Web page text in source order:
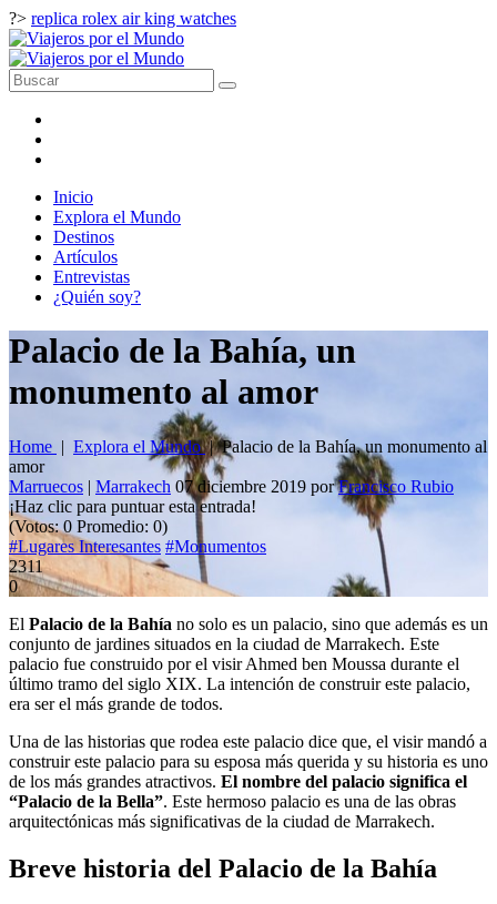
?> replica rolex air king watches
Inicio
Explora el Mundo
Destinos
Artículos
Entrevistas
¿Quién soy?
Palacio de la Bahía, un
monumento al amor
Home | Explora el Mundo |Palacio de la Bahía, un monumento al
amor
Marruecos | Marrakech 07 diciembre 2019 porFrancisco Rubio
¡Haz clic para puntuar esta entrada!
(Votos:0 Promedio: 0)
#Lugares Interesantes #Monumentos
2311
0
El Palacio de la Bahía no solo es un palacio, sino que además es un
conjunto de jardines situados en la ciudad de Marrakech. Este
palacio fue construido por el visir Ahmed ben Moussa durante el
último tramo del siglo XIX. La intención de construir este palacio,
era ser el más grande de todos.
Una de las historias que rodea este palacio dice que, el visir mandó a
construir este palacio para su esposa más querida y su historia es uno
de los más grandes atractivos. El nombre del palacio significa el
“Palacio de la Bella”. Este hermoso palacio es una de las obras
arquitectónicas más significativas de la ciudad de Marrakech.
Breve historia del Palacio de la Bahía